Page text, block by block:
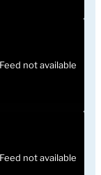
Feed not available
Feed not available